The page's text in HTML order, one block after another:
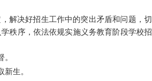
解决好招生工作中的突出矛盾和问题，切
秩序，依法依规实施义务教育阶段学校招
生。